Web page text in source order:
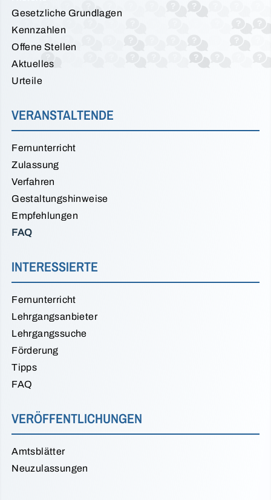
Gesetzliche Grundlagen
Kennzahlen
Offene Stellen
Aktuelles
Urteile
VERANSTALTENDE
Fernunterricht
Zulassung
Verfahren
Gestaltungshinweise
Empfehlungen
FAQ
INTERESSIERTE
Fernunterricht
Lehrgangsanbieter
Lehrgangssuche
Förderung
Tipps
FAQ
VERÖFFENTLICHUNGEN
Amtsblätter
Neuzulassungen